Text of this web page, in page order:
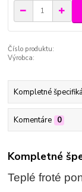
Číslo produktu:
Výrobca:
Kompletné
Komentáre 0
Kompletné
Teplé froté